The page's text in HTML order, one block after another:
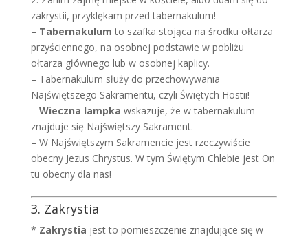
zakrystii, przyklękam przed tabernakulum!
– Tabernakulum to szafka stojąca na środku ołtarza
przyściennego, na osobnej podstawie w pobliżu
ołtarza głównego lub w osobnej kaplicy.
– Tabernakulum służy do przechowywania
Najświętszego Sakramentu, czyli Świętych Hostii!
– Wieczna lampka wskazuje, że w tabernakulum
znajduje się Najświętszy Sakrament.
– W Najświętszym Sakramencie jest rzeczywiście
obecny Jezus Chrystus. W tym Świętym Chlebie jest On
tu obecny dla nas!
3. Zakrystia
* Zakrystia jest to pomieszczenie znajdujące się w